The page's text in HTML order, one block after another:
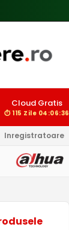
Cloud Gratis
⏱ 115 Zile 04:06:36
Inregistratoare